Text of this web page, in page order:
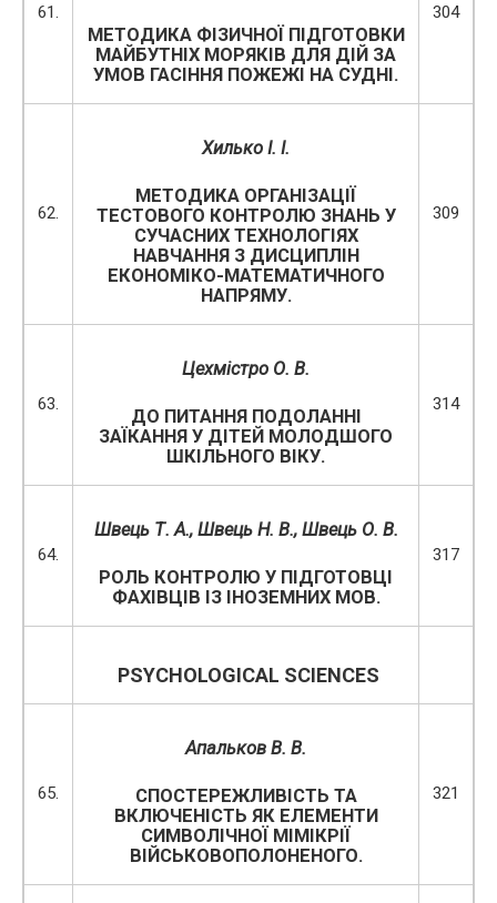
61.
МЕТОДИКА ФІЗИЧНОЇ ПІДГОТОВКИ
МАЙБУТНІХ МОРЯКІВ ДЛЯ ДІЙ ЗА
УМОВ ГАСІННЯ ПОЖЕЖІ НА СУДНІ.
304
62.
Хилько І. І.
МЕТОДИКА ОРГАНІЗАЦІЇ
ТЕСТОВОГО КОНТРОЛЮ ЗНАНЬ У
СУЧАСНИХ ТЕХНОЛОГІЯХ
НАВЧАННЯ З ДИСЦИПЛІН
ЕКОНОМІКО-МАТЕМАТИЧНОГО
НАПРЯМУ.
309
63.
Цехмістро О. В.
ДО ПИТАННЯ ПОДОЛАННІ
ЗАЇКАННЯ У ДІТЕЙ МОЛОДШОГО
ШКІЛЬНОГО ВІКУ.
314
64.
Швець Т. А., Швець Н. В., Швець О. В.
РОЛЬ КОНТРОЛЮ У ПІДГОТОВЦІ
ФАХІВЦІВ ІЗ ІНОЗЕМНИХ МОВ.
317
PSYCHOLOGICAL SCIENCES
65.
Апальков В. В.
СПОСТЕРЕЖЛИВІСТЬ ТА
ВКЛЮЧЕНІСТЬ ЯК ЕЛЕМЕНТИ
СИМВОЛІЧНОЇ МІМІКРІЇ
ВІЙСЬКОВОПОЛОНЕНОГО.
321